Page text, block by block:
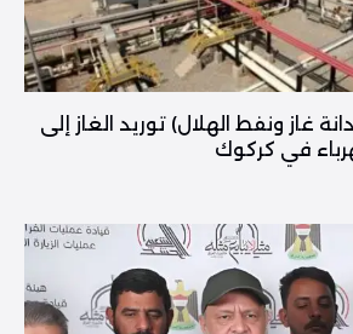
غاز ونفط الهلال) توريد الغاز إلى
في كركوك